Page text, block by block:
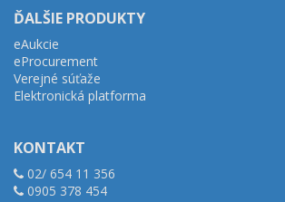
ĎALŠIE PRODUKTY
eAukcie
eProcurement
Verejné súťaže
Elektronická platforma
KONTAKT
02/ 654 11 356
0905 378 454